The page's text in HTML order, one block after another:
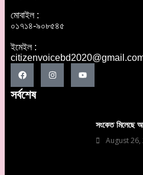
মোবাইল :
০১৭১৪-৯০৮৫৪৫
ইমেইল :
সর্বশেষ
সংকেত মিলেছে
August 26,